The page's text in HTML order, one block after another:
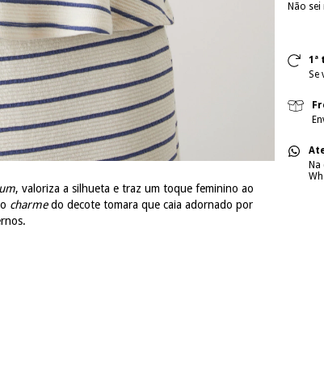
, valoriza a silhueta e traz um toque feminino ao
charmedo decote tomara que caia adornado por
Não sei
1ª
Se